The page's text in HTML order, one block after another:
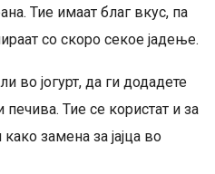
Тие имаат благ вкус, па
со скоро секое јадење.
во јогурт, да ги додадете
Тие се користат и за
замена за јајца во